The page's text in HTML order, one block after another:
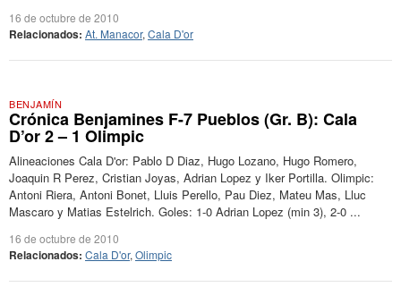
16 de octubre de 2010
Relacionados: At. Manacor, Cala D'or
BENJAMÍN
Crónica Benjamines F-7 Pueblos (Gr. B): Cala
D’or 2 – 1 Olimpic
Alineaciones Cala D'or: Pablo D Diaz, Hugo Lozano, Hugo Romero,
Joaquin R Perez, Cristian Joyas, Adrian Lopez y Iker Portilla. Olimpic:
Antoni Riera, Antoni Bonet, Lluis Perello, Pau Diez, Mateu Mas, Lluc
Mascaro y Matias Estelrich. Goles: 1-0 Adrian Lopez (min 3), 2-0 ...
16 de octubre de 2010
Relacionados: Cala D'or, Olimpic